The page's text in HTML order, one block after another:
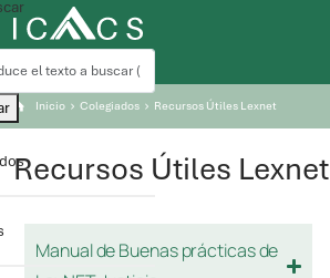
Inicio Colegiados Recursos Útiles Lexnet
Recursos Útiles Lexnet